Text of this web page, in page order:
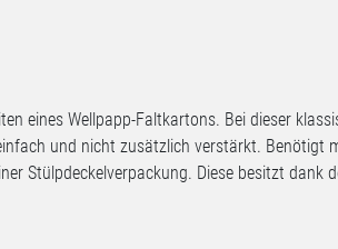
eines Wellpapp-Faltkartons. Bei dieser
und nicht zusätzlich verstärkt. Benötigt
Stülpdeckelverpackung. Diese besitzt dank